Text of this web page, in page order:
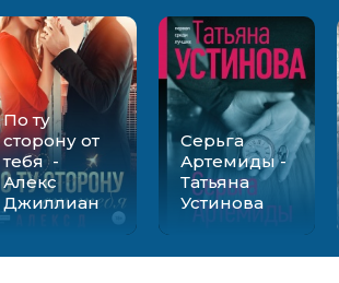
По ту
сторону от
тебя -
Алекс
Джиллиан
Серьга
Артемиды -
Татьяна
Устинова